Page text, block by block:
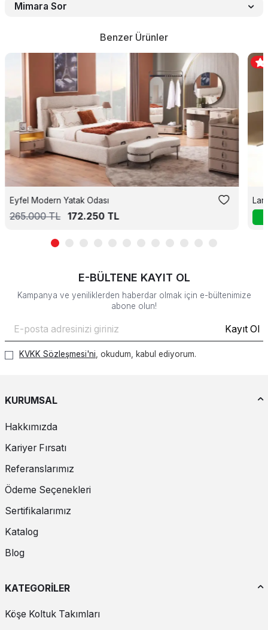
Mimara Sor
Benzer Ürünler
Eyfel Modern Yatak Odası
265.000TL 172.250TL
E-BÜLTENE KAYIT OL
Kampanya ve yeniliklerden haberdar olmak için e-bültenimize
abone olun!
Kayıt Ol
KVKK Sözleşmesi'ni, okudum, kabul ediyorum.
KURUMSAL
Hakkımızda
Kariyer Fırsatı
Referanslarımız
Ödeme Seçenekleri
Sertifikalarımız
Katalog
Blog
KATEGORİLER
Köşe Koltuk Takımları